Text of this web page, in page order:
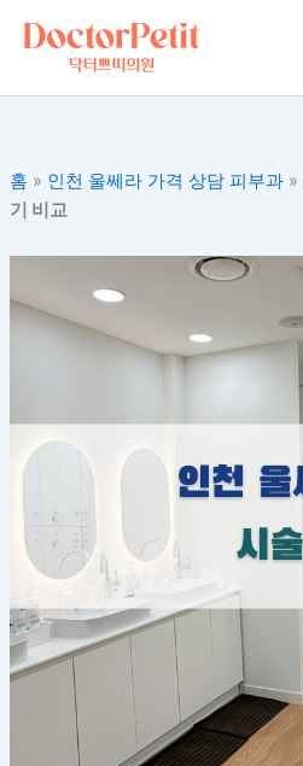
로
뛰
기
홈 » 인천 울쎄라 가격 상담 피부과»
기 비교